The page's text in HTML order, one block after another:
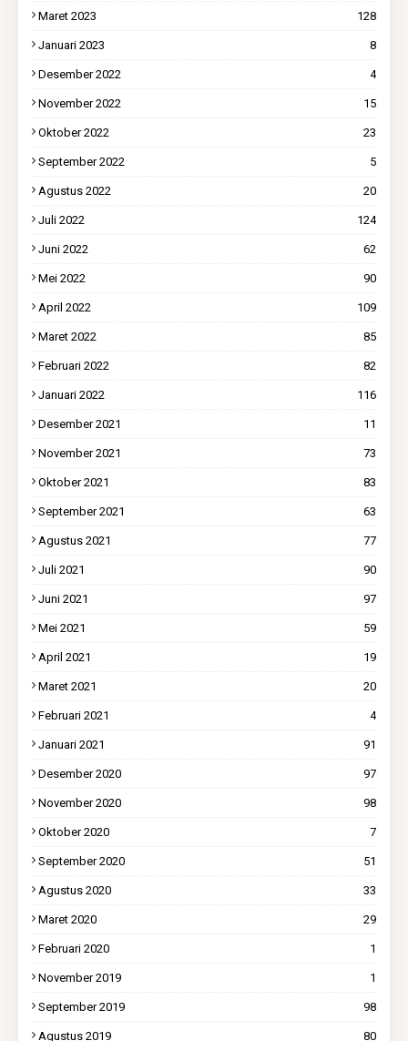
Maret 2023 128
Januari 2023 8
Desember 2022 4
November 2022 15
Oktober 2022 23
September 2022 5
Agustus 2022 20
Juli 2022 124
Juni 2022 62
Mei 2022 90
April 2022 109
Maret 2022 85
Februari 2022 82
Januari 2022 116
Desember 2021 11
November 2021 73
Oktober 2021 83
September 2021 63
Agustus 2021 77
Juli 2021 90
Juni 2021 97
Mei 2021 59
April 2021 19
Maret 2021 20
Februari 2021 4
Januari 2021 91
Desember 2020 97
November 2020 98
Oktober 2020 7
September 2020 51
Agustus 2020 33
Maret 2020 29
Februari 2020 1
November 2019 1
September 2019 98
Agustus 2019 80